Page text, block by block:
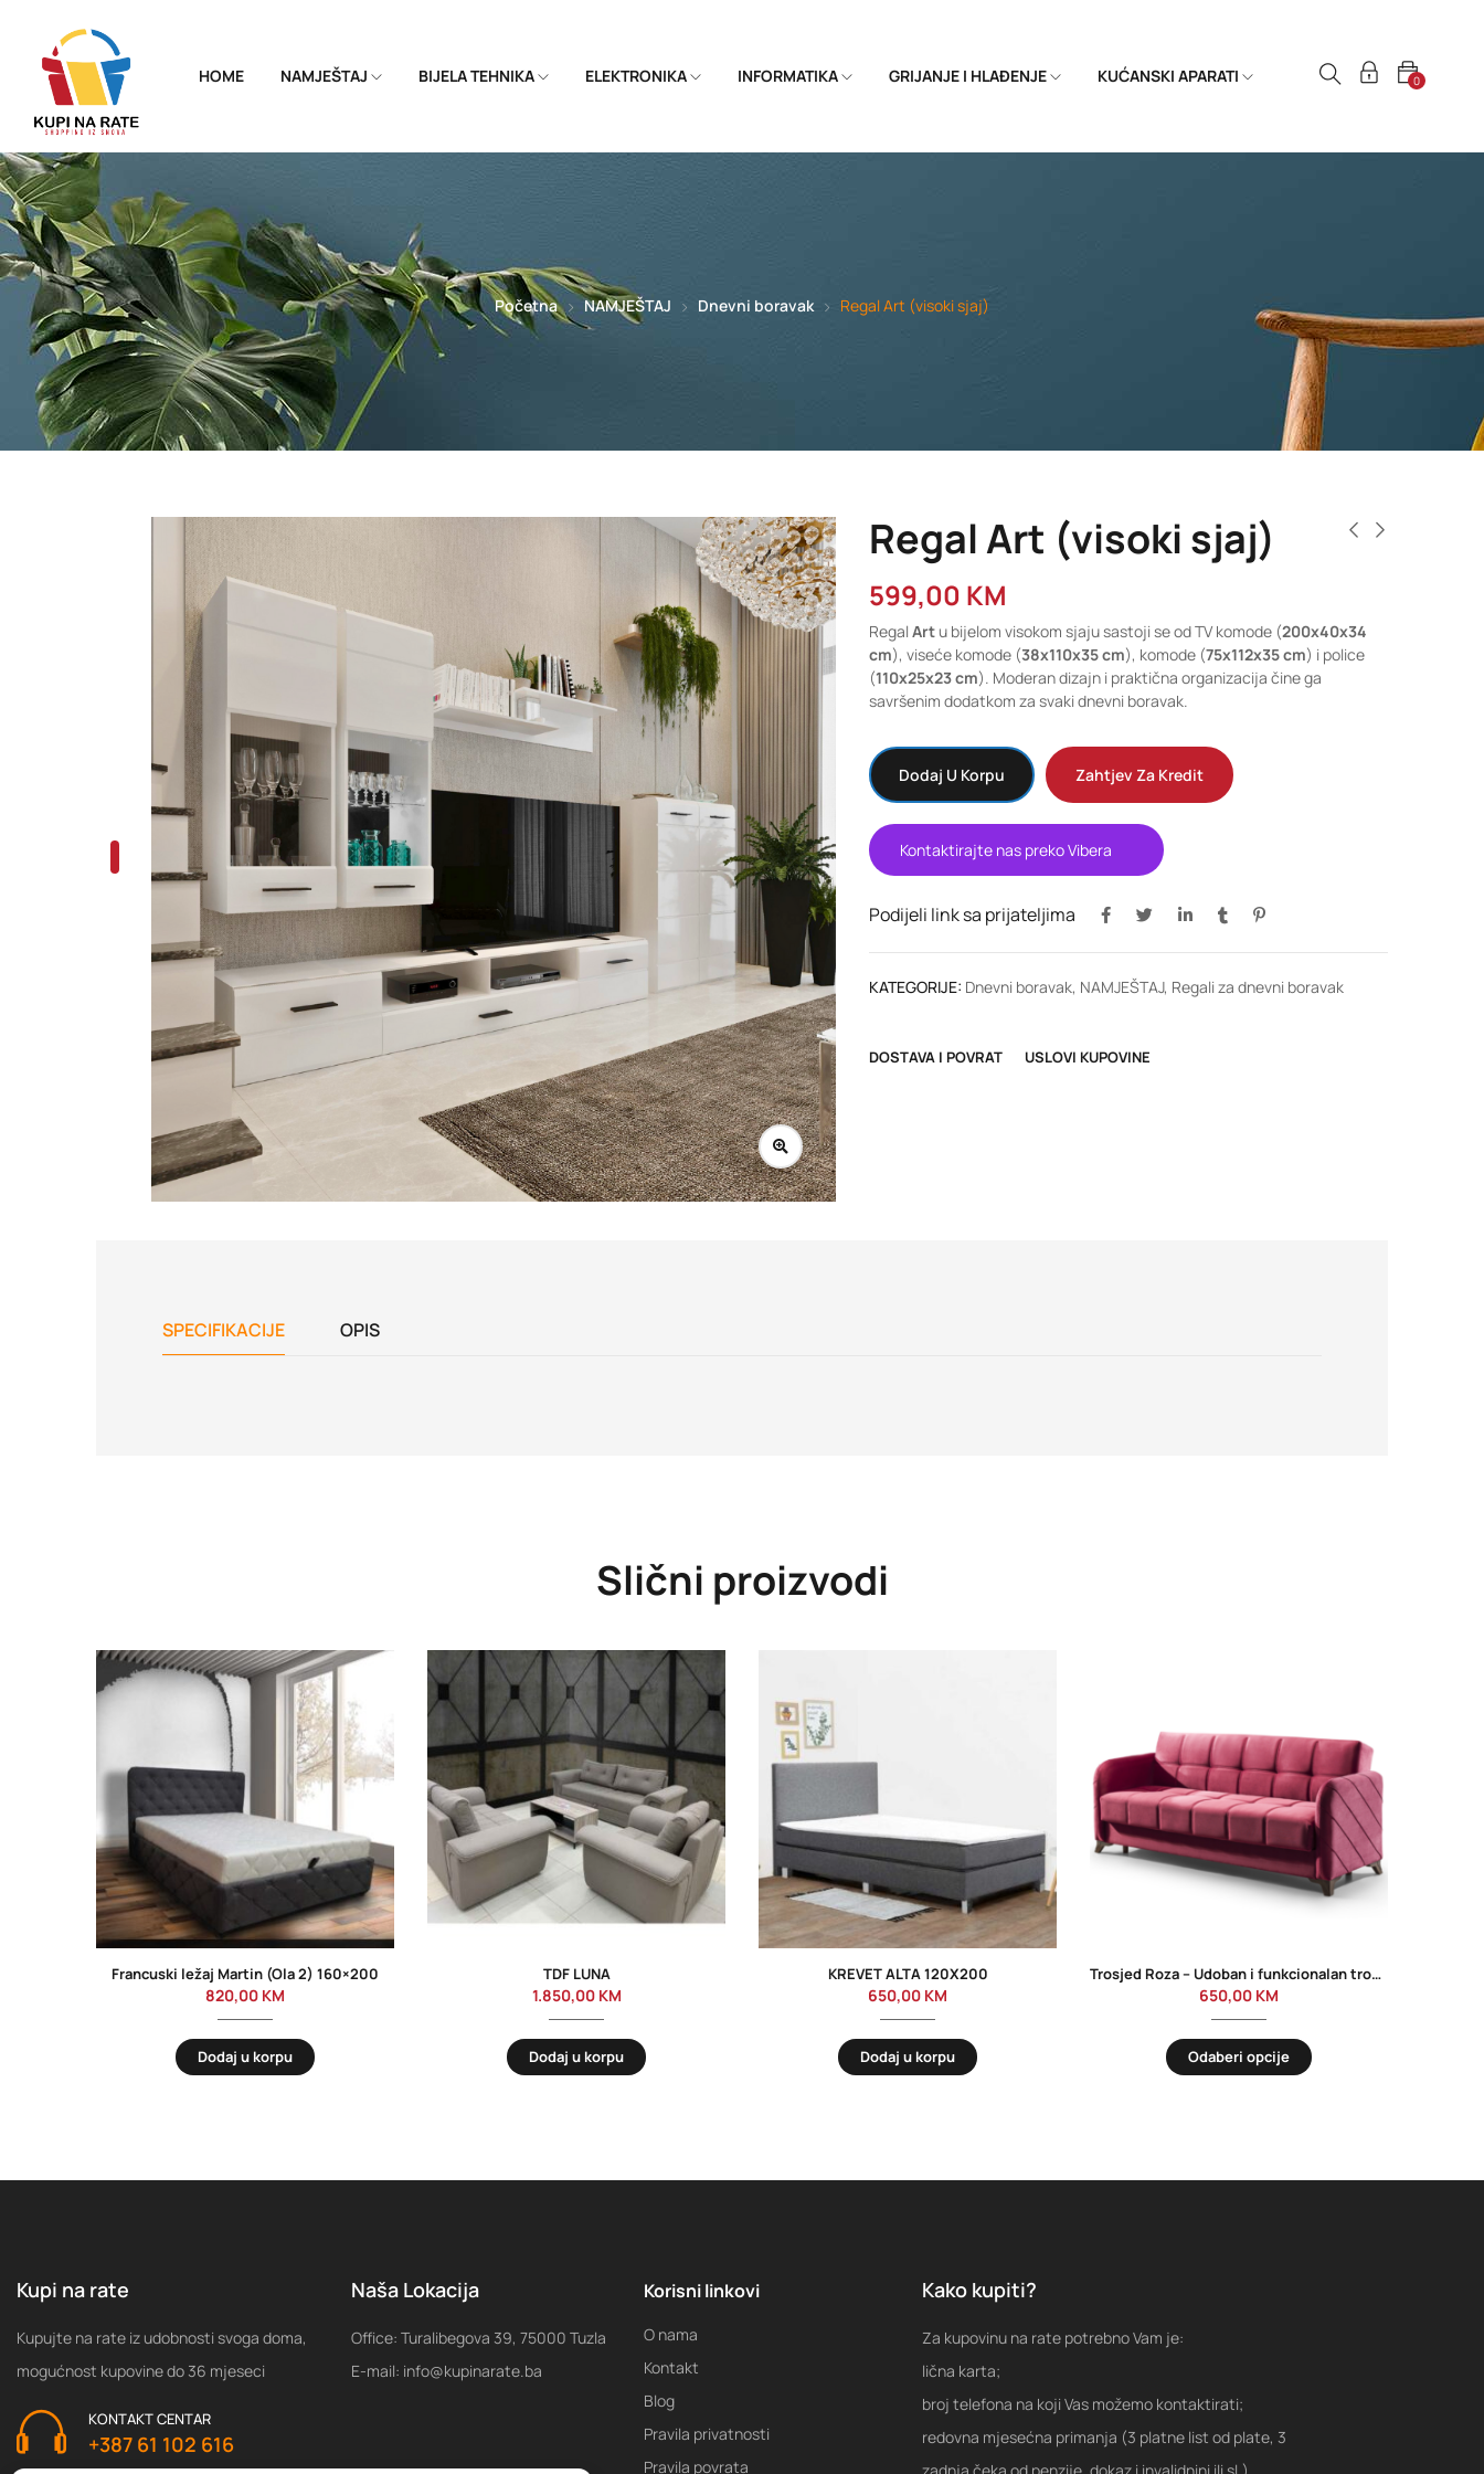
HOME NAMJEŠTAJ BIJELA TEHNIKA ELEKTRONIKA INFORMATIKA GRIJANJE I HLAĐENJE KUĆANSKI APARATI 0
Početna NAMJEŠTAJ Dnevni boravak Regal Art (visoki sjaj)
Regal Art (visoki sjaj)
599,00 KM
Regal Artu bijelom visokom sjaju sastoji se od TV komode (200x40x34
cm), viseće komode (38x110x35 cm), komode (75x112x35 cm) i police
(110x25x23 cm). Moderan dizajn i praktična organizacija čine ga
savršenim dodatkom za svaki dnevni boravak.
Dodaj U Korpu Zahtjev Za Kredit
Kontaktirajte nas preko Vibera
Podijeli link sa prijateljima
KATEGORIJE: Dnevni boravak, NAMJEŠTAJ, Regali za dnevni boravak
DOSTAVA I POVRAT USLOVI KUPOVINE
SPECIFIKACIJE OPIS
Slični proizvodi
Francuski ležaj Martin (Ola 2) 160×200
820,00 KM
Dodaj u korpu
TDF LUNA
1.850,00 KM
Dodaj u korpu
KREVET ALTA 120X200
650,00 KM
Dodaj u korpu
Trosjed Roza – Udoban i funkcionalan trosjed s ležajem i sandukom | 230x80x98 cm
650,00 KM
Odaberi opcije
Kupi na rate
Kupujte na rate iz udobnosti svoga doma,
mogućnost kupovine do 36 mjeseci
KONTAKT CENTAR
+387 61 102 616
Naša Lokacija
Office: Turalibegova 39, 75000 Tuzla
E-mail: info@kupinarate.ba
Korisni linkovi
O nama
Kontakt
Blog
Pravila privatnosti
Pravila povrata
Kako kupiti?
Za kupovinu na rate potrebno Vam je:
lična karta;
broj telefona na koji Vas možemo kontaktirati;
redovna mjesećna primanja (3 platne list od plate, 3